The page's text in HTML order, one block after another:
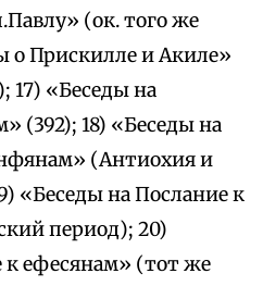
(ок. того же
о Прискилле и Акиле»
17) «Беседы на
(392); 18) «Беседы на
(Антиохия и
«Беседы на Послание к
период); 20)
к ефесянам» (тот же